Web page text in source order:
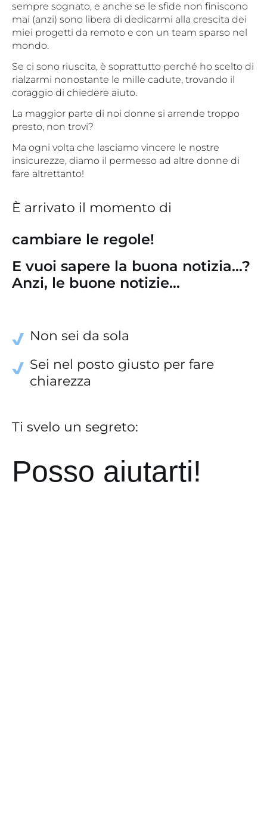
sempre sognato, e anche se le sfide non finiscono
mai (anzi) sono libera di dedicarmi alla crescita dei
miei progetti da remoto e con un team sparso nel
mondo.
Se ci sono riuscita, è soprattutto perché ho scelto di
rialzarmi nonostante le mille cadute, trovando il
coraggio di chiedere aiuto.
La maggior parte di noi donne si arrende troppo
presto, non trovi?
Ma ogni volta che lasciamo vincere le nostre
insicurezze, diamo il permesso ad altre donne di
fare altrettanto!
È arrivato il momento di
cambiare le regole!
E vuoi sapere la buona notizia…?
Anzi, le buone notizie…
Non sei da sola
Sei nel posto giusto per fare
chiarezza
Ti svelo un segreto:
Posso aiutarti!